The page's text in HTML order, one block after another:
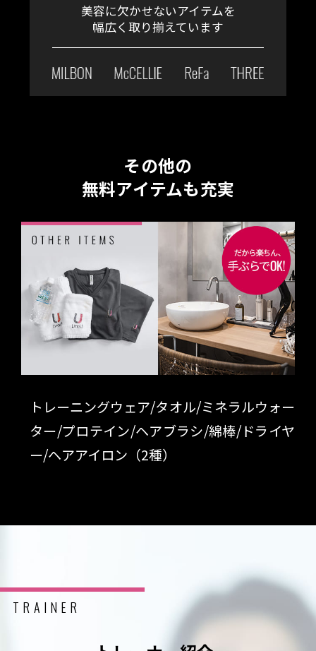
美容に欠かせないアイテムを
幅広く取り揃えています
その他の
無料アイテムも充実
トレーニングウェア/タオル/ミネラルウォー
ター/プロテイン/ヘアブラシ/綿棒/ドライヤ
ー/ヘアアイロン（2種）
TRAINER